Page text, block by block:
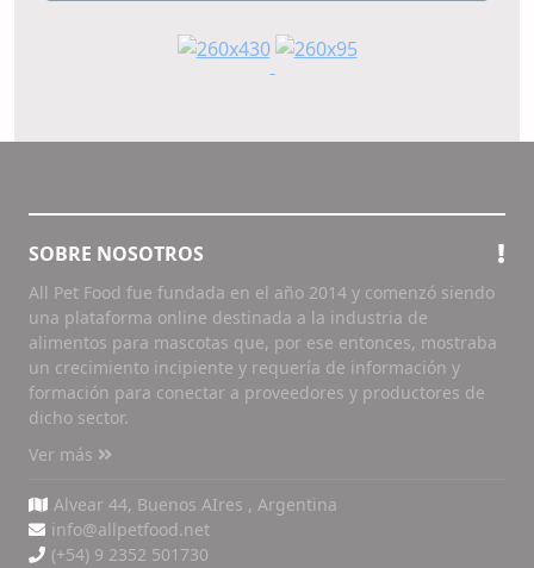
SOBRE NOSOTROS
All Pet Food fue fundada en el año 2014 y comenzó siendo
una plataforma online destinada a la industria de
alimentos para mascotas que, por ese entonces, mostraba
un crecimiento incipiente y requería de información y
formación para conectar a proveedores y productores de
dicho sector.
Ver más
Alvear 44, Buenos AIres , Argentina
info@allpetfood.net
(+54) 9 2352 501730